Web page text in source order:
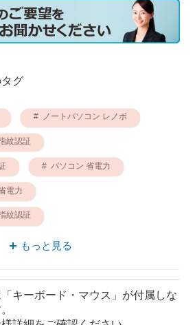
グ
ノートパソコン レノボ
紋認証
パソコン 省電力
電力
紋認証
もっと見る
キーボード・マウス」が付属しな